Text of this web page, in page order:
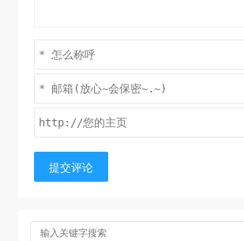
提交评论